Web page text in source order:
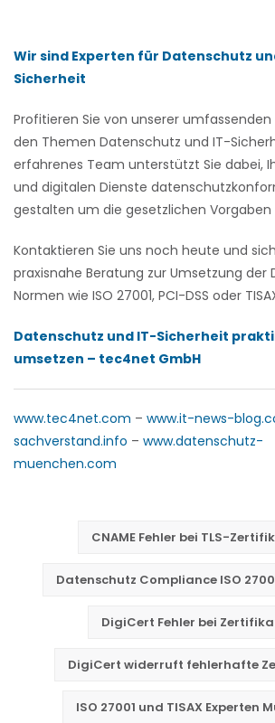
Wir sind Experten für Datenschutz
Sicherheit
Profitieren Sie von unserer umfassenden
den Themen Datenschutz und IT-
erfahrenes Team unterstützt Sie dabei,
und digitalen Dienste
gestalten um die gesetzlichen Vorgaben
Kontaktieren Sie uns noch heute und
praxisnahe Beratung zur Umsetzung der
Normen wie ISO 27001, PCI-DSS oder
Datenschutz und IT-Sicherheit
umsetzen – tec4net GmbH
www.tec4net.com – www.it-news-
sachverstand.info – www.datenschutz-
muenchen.com
CNAME Fehler bei TLS-
Datenschutz Compliance ISO
DigiCert Fehler bei
DigiCert widerruft fehlerhafte
ISO 27001 und TISAX Experten